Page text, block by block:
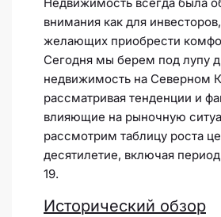
Недвижимость всегда была
внимания как для
желающих приобрести
Сегодня мы берем под лупу
недвижимость на Северном
рассматривая тенденции и
влияющие на рыночную
рассмотрим таблицу роста
десятилетие, включая
19.
Исторический обзор